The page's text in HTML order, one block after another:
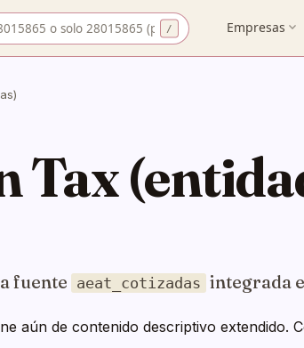
por nombre o CIF Empresas expand_more
Tax
fuente aeat_cotizadas integrada
aún de contenido descriptivo extendido.